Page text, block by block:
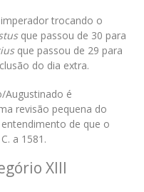
trocando o
que passou de 30 para
que passou de 29 para
do dia extra.
Augustinado é
revisão pequena do
de que o
a 1581.
XIII